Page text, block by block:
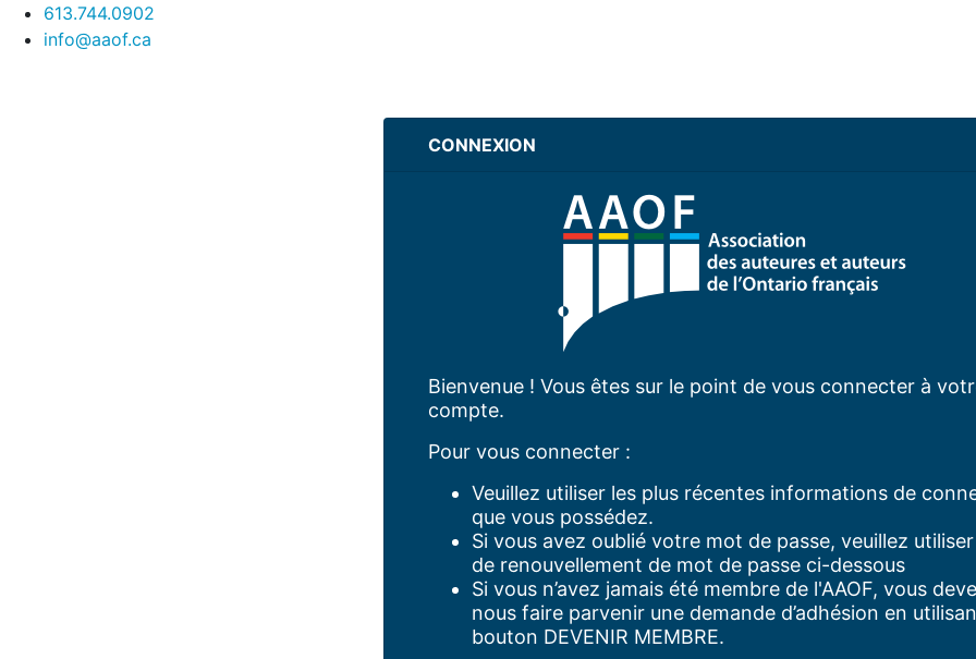
613.744.0902
info@aaof.ca
CONNEXION
Bienvenue ! Vous êtes sur le point de vous connecter à
compte.
Pour vous connecter :
Veuillez utiliser les plus récentes informations de
que vous possédez.
Si vous avez oublié votre mot de passe, veuillez utiliser
de renouvellement de mot de passe ci-dessous
Si vous n’avez jamais été membre de l'AAOF, vous
nous faire parvenir une demande d’adhésion en
bouton DEVENIR MEMBRE.